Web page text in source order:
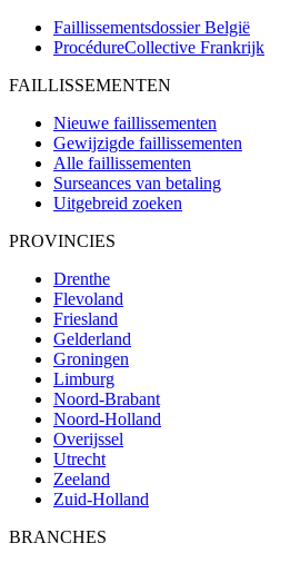
Faillissementsdossier België
ProcédureCollective Frankrijk
FAILLISSEMENTEN
Nieuwe faillissementen
Gewijzigde faillissementen
Alle faillissementen
Surseances van betaling
Uitgebreid zoeken
PROVINCIES
Drenthe
Flevoland
Friesland
Gelderland
Groningen
Limburg
Noord-Brabant
Noord-Holland
Overijssel
Utrecht
Zeeland
Zuid-Holland
BRANCHES